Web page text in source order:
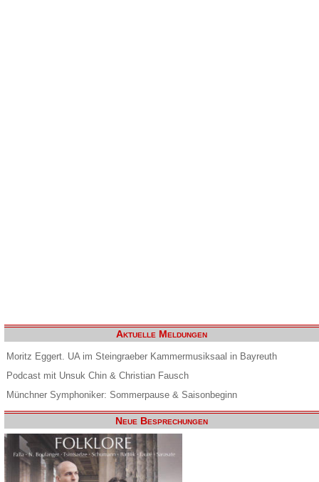
Aktuelle Meldungen
Moritz Eggert. UA im Steingraeber Kammermusiksaal in Bayreuth
Podcast mit Unsuk Chin & Christian Fausch
Münchner Symphoniker: Sommerpause & Saisonbeginn
Neue Besprechungen